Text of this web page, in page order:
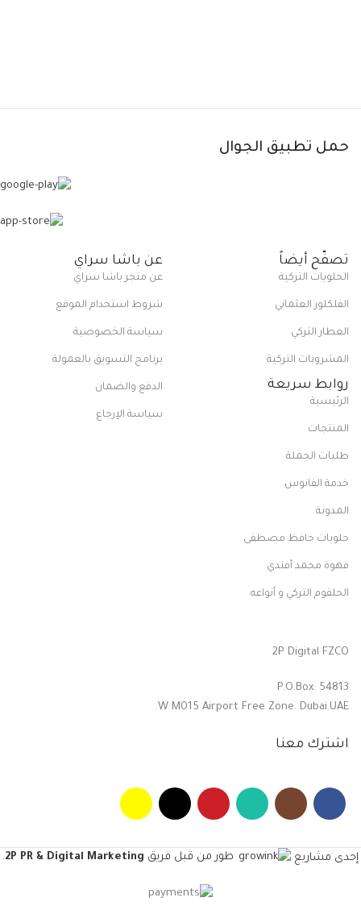
حمل تطبيق الجوال
عن باشا سراي
عن متجر باشا سراي
شروط استخدام الموقع
سياسة الخصوصية
برنامج التسويق بالعمولة
الدفع والضمان
سياسة الإرجاع
تصفّح أيضاً
الحلويات التركية
الفلكلور العثماني
العطار التركي
المشروبات التركية
روابط سريعة
الرئيسية
المنتجات
طلبات الجملة
خدمة الفانوس
المدونة
حلويات حافظ مصطفى
قهوة محمد أفندي
الحلقوم التركي و أنواعه
2P Digital FZCO
P.O.Box: 54813
W M015 Airport Free Zone. Dubai.UAE.
اشترك معنا
إحدى مشاريع طور من قبل فريق 2P PR & Digital Marketing
.